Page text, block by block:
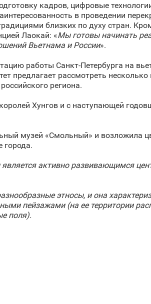
кадров, цифровые
в проведении
близких по духу стран.
Лаокай: «Мы готовы начинать
Вьетнама и России».
работы Санкт‑Петербурга на
предлагает рассмотреть несколько
региона.
Хунгов и с наступающей
музей «Смольный» и возложила
города.
активно развивающимся
этносы, и она
пейзажами (на ее территории
поля).